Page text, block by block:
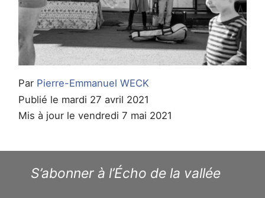
Par Pierre-Emmanuel WECK
Publié le mardi 27 avril 2021
Mis à jour le vendredi 7 mai 2021
S’abonner à l’Écho de la vallée